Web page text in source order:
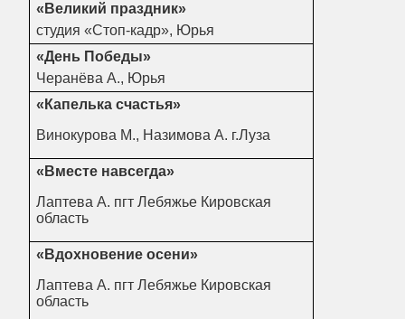
«Великий праздник»
студия «Стоп-кадр», Юрья
«День Победы»
Черанёва А., Юрья
«Капелька счастья»
Винокурова М., Назимова А. г.Луза
«Вместе навсегда»
Лаптева А. пгт Лебяжье Кировская
область
«Вдохновение осени»
Лаптева А. пгт Лебяжье Кировская
область